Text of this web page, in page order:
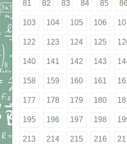
81 82 83 84 85 86
103 104 105 106
122 123 124 125
140 141 142 143
158 159 160 161
177 178 179 180
195 196 197 198
213 214 215 216